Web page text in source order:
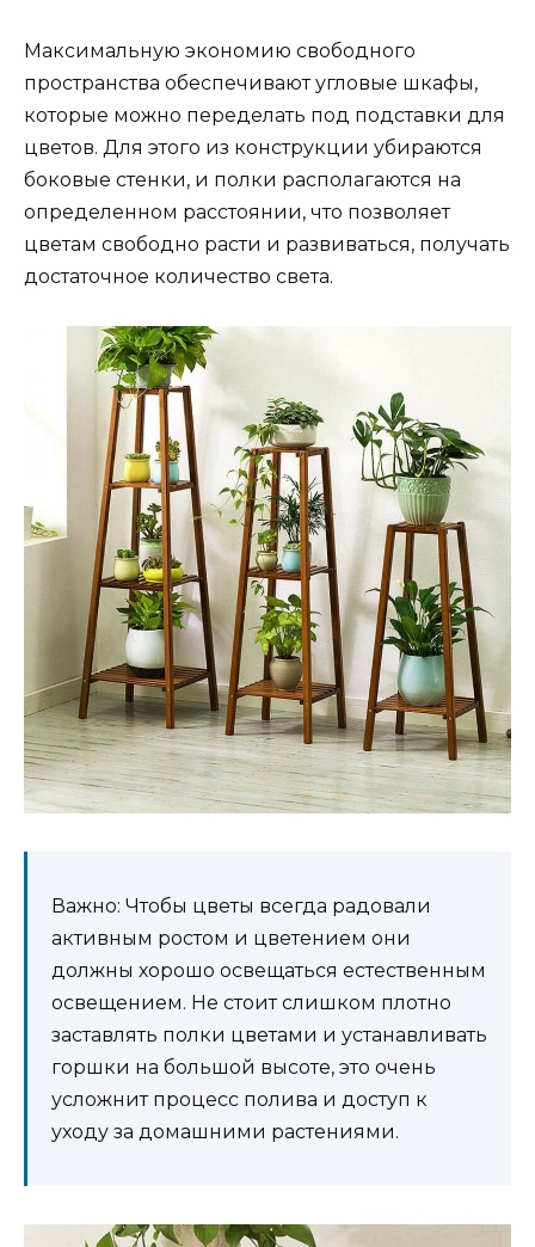
Максимальную экономию свободного
пространства обеспечивают угловые шкафы,
которые можно переделать под подставки для
цветов. Для этого из конструкции убираются
боковые стенки, и полки располагаются на
определенном расстоянии, что позволяет
цветам свободно расти и развиваться, получать
достаточное количество света.
Важно: Чтобы цветы всегда радовали
активным ростом и цветением они
должны хорошо освещаться естественным
освещением. Не стоит слишком плотно
заставлять полки цветами и устанавливать
горшки на большой высоте, это очень
усложнит процесс полива и доступ к
уходу за домашними растениями.